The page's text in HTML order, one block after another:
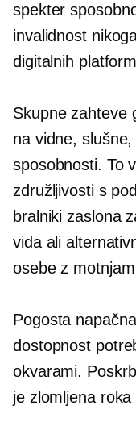
spekter
invalidnost
digitalnih
Skupne zahteve
na vidne,
sposobnosti. To
združljivosti s
bralniki zaslona
vida ali
osebe z
Pogosta
dostopnost
okvarami.
je zlomljena